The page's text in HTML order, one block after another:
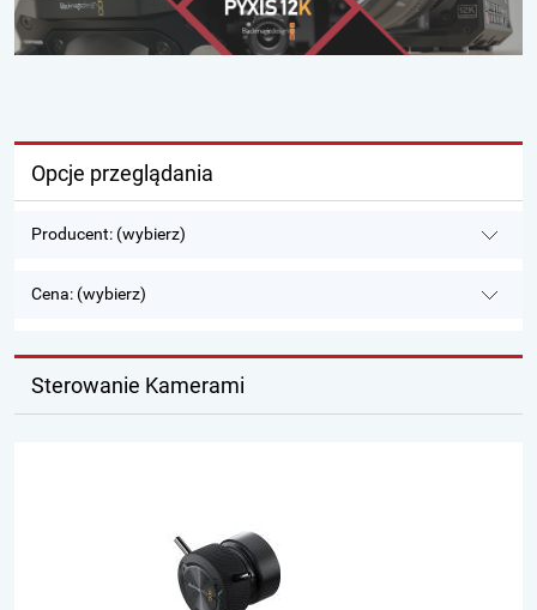
Opcje przeglądania
Producent: (wybierz)
Cena: (wybierz)
Sterowanie Kamerami